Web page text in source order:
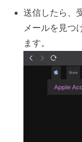
送信したら、
メールを見つ
ます。